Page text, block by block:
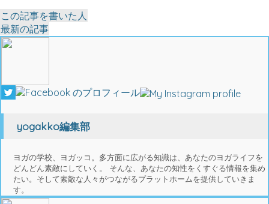
The
following
two
tabs
below.
この記事を書いた人
最新の記事
yogakko編集部
ヨガの学校、ヨガッコ。多方面に広がる知識は、あなたのヨガライフを
どんどん素敵にしていく。 そんな、あなたの知性をくすぐる情報を集め
たい。そして素敵な人々がつながるプラットホームを提供していきま
す。